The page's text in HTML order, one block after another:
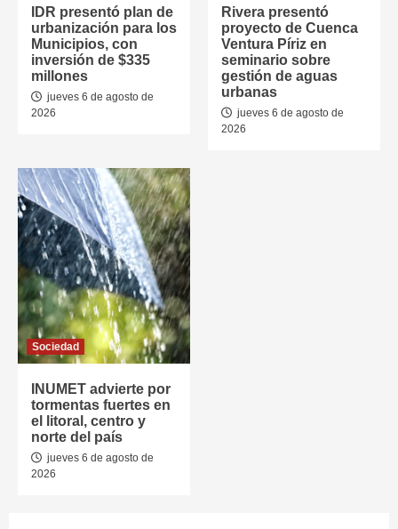
IDR presentó plan de
urbanización para los
Municipios, con
inversión de $335
millones
jueves 6 de agosto de
2026
Rivera presentó
proyecto de Cuenca
Ventura Píriz en
seminario sobre
gestión de aguas
urbanas
jueves 6 de agosto de
2026
Sociedad
INUMET advierte por
tormentas fuertes en
el litoral, centro y
norte del país
jueves 6 de agosto de
2026